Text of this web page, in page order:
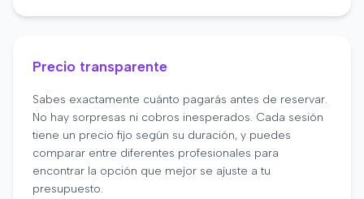
Precio transparente
Sabes exactamente cuánto pagarás antes de reservar.
No hay sorpresas ni cobros inesperados. Cada sesión
tiene un precio fijo según su duración, y puedes
comparar entre diferentes profesionales para
encontrar la opción que mejor se ajuste a tu
presupuesto.